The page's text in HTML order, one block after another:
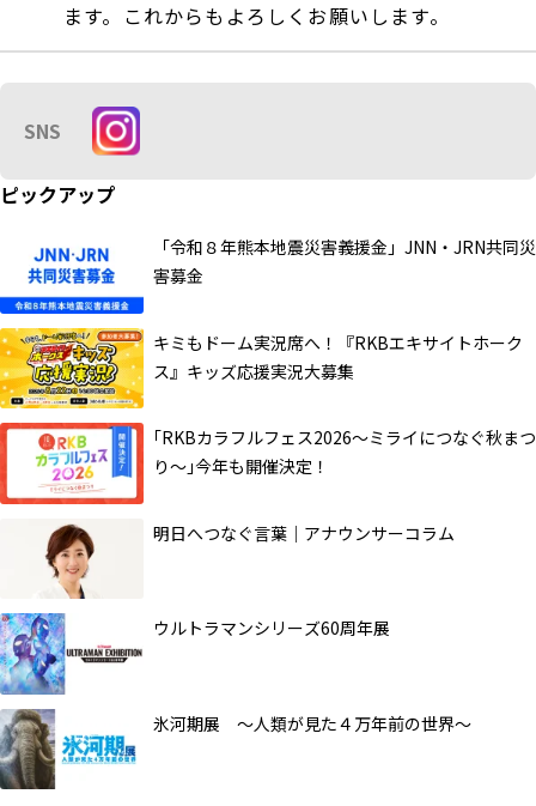
ます。これからもよろしくお願いします。
SNS
ピックアップ
「令和８年熊本地震災害義援金」JNN・JRN共同災
害募金
キミもドーム実況席へ！『RKBエキサイトホーク
ス』キッズ応援実況大募集
｢RKBカラフルフェス2026～ミライにつなぐ秋まつ
り～｣今年も開催決定！
明日へつなぐ言葉｜アナウンサーコラム
ウルトラマンシリーズ60周年展
氷河期展 ～人類が見た４万年前の世界～